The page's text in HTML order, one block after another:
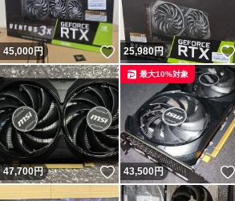
45,000円 いいね！
25,980円
47,700円 いいね！
43,500円
最大10%対象